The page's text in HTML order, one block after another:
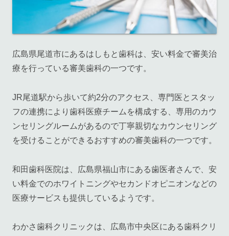
広島県尾道市にあるはしもと歯科は、安い料金で審美治
療を行っている審美歯科の一つです。
JR尾道駅から歩いて約2分のアクセス、専門医とスタッ
フの連携により歯科医療チームを構成する、専用のカウ
ンセリングルームがあるので丁寧親切なカウンセリング
を受けることができるおすすめの審美歯科の一つです。
和田歯科医院は、広島県福山市にある歯医者さんで、安
い料金でのホワイトニングやセカンドオピニオンなどの
医療サービスも提供しているようです。
わかさ歯科クリニックは、広島市中央区にある歯科クリ